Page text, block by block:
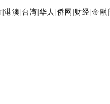
|港澳 台湾 |华人 |侨网 财经 |金融 |